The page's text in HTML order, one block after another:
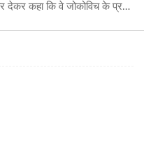
देकर कहा कि वे जोकोविच के प्रति